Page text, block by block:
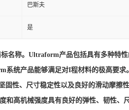
巴斯夫
是
名称。Ultraform产品包括具有多种特
系统产品能够满足对I程材料的极高要求
性、尺寸稳定性以及良好的滑动摩擦性
和高机械强度具有良好的弹性、韧性、